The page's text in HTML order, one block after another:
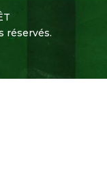
réservés.